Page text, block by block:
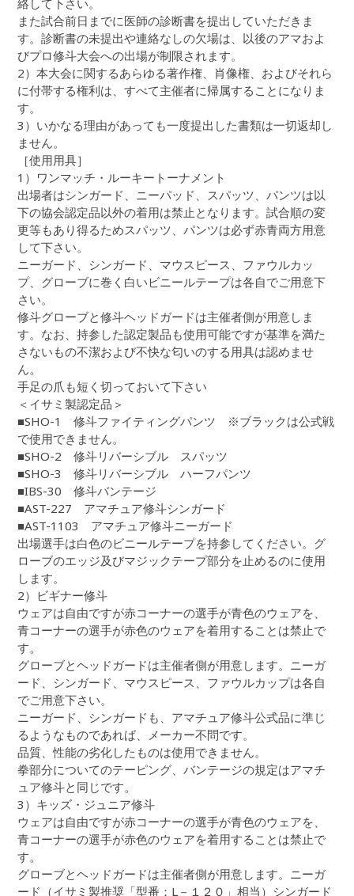
絡して下さい。
また試合前日までに医師の診断書を提出していただきま
す。診断書の未提出や連絡なしの欠場は、以後のアマおよ
びプロ修斗大会への出場が制限されます。
2）本大会に関するあらゆる著作権、肖像権、およびそれら
に付帯する権利は、すべて主催者に帰属することになりま
す。
3）いかなる理由があっても一度提出した書類は一切返却し
ません。
［使用用具］
1）ワンマッチ・ルーキートーナメント
出場者はシンガード、ニーパッド、スパッツ、パンツは以
下の協会認定品以外の着用は禁止となります。試合順の変
更等もあり得るためスパッツ、パンツは必ず赤青両方用意
して下さい。
ニーガード、シンガード、マウスピース、ファウルカッ
プ、グローブに巻く白いビニールテープは各自でご用意下
さい。
修斗グローブと修斗ヘッドガードは主催者側が用意しま
す。なお、持参した認定製品も使用可能ですが基準を満た
さないもの不潔および不快な匂いのする用具は認めませ
ん。
手足の爪も短く切っておいて下さい
＜イサミ製認定品＞
■SHO-1 修斗ファイティングパンツ ※ブラックは公式戦
で使用できません。
■SHO-2 修斗リバーシブル スパッツ
■SHO-3 修斗リバーシブル ハーフパンツ
■IBS-30 修斗バンテージ
■AST-227 アマチュア修斗シンガード
■AST-1103 アマチュア修斗ニーガード
出場選手は白色のビニールテープを持参してください。グ
ローブのエッジ及びマジックテープ部分を止めるのに使用
します。
2）ビギナー修斗
ウェアは自由ですが赤コーナーの選手が青色のウェアを、
青コーナーの選手が赤色のウェアを着用することは禁止で
す。
グローブとヘッドガードは主催者側が用意します。ニーガ
ード、シンガード、マウスピース、ファウルカップは各自
でご用意下さい。
ニーガード、シンガードも、アマチュア修斗公式品に準じ
るようなものであれば、メーカー不問です。
品質、性能の劣化したものは使用できません。
拳部分についてのテーピング、バンテージの規定はアマチ
ュア修斗と同じです。
3）キッズ・ジュニア修斗
ウェアは自由ですが赤コーナーの選手が青色のウェアを、
青コーナーの選手が赤色のウェアを着用することは禁止で
す。
グローブとヘッドガードは主催者側が用意します。ニーガ
ード（イサミ製推奨「型番：L－１２０」相当）シンガード